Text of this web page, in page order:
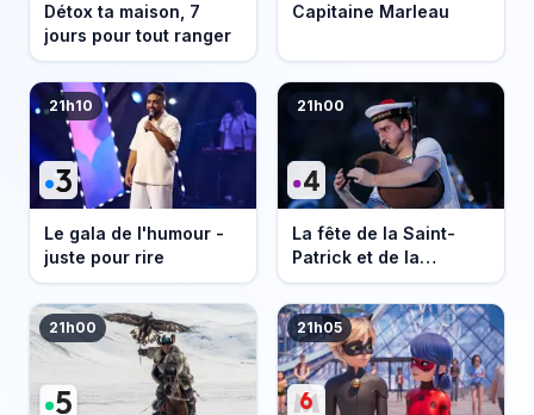
Détox ta maison, 7
jours pour tout ranger
Capitaine Marleau
21h10
Le gala de l'humour -
juste pour rire
21h00
La fête de la Saint-
Patrick et de la
Bretagne
21h00 21h05